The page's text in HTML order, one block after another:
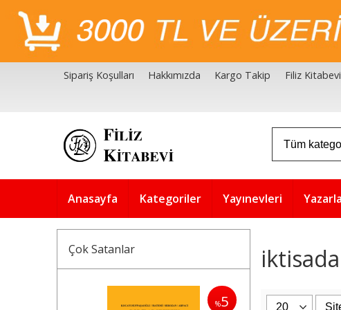
Sipariş Koşulları Hakkımızda Kargo Takip Filiz
Anasayfa Kategoriler Yayınevleri
Çok Satanlar
%5